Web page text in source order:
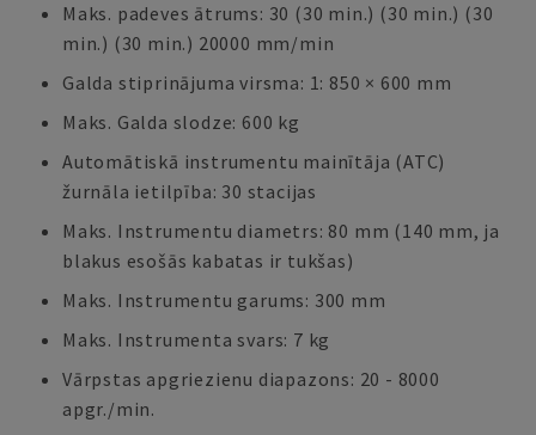
Maks. padeves ātrums: 30 (30 min.) (30 min.) (30
min.) (30 min.) 20000 mm/min
Galda stiprinājuma virsma: 1: 850 × 600 mm
Maks. Galda slodze: 600 kg
Automātiskā instrumentu mainītāja (ATC)
žurnāla ietilpība: 30 stacijas
Maks. Instrumentu diametrs: 80 mm (140 mm, ja
blakus esošās kabatas ir tukšas)
Maks. Instrumentu garums: 300 mm
Maks. Instrumenta svars: 7 kg
Vārpstas apgriezienu diapazons: 20 - 8000
apgr./min.